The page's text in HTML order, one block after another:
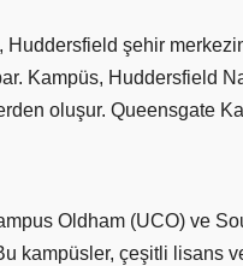
şehir
Kampüs, Huddersfield
oluşur. Queensgate
Oldham (UCO) ve
kampüsler, çeşitli lisans